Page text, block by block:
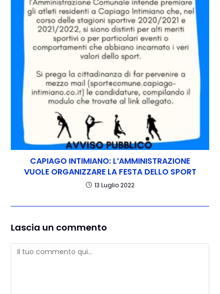
CAPIAGO INTIMIANO: L’AMMINISTRAZIONE
VUOLE ORGANIZZARE LA FESTA DELLO SPORT
13 Luglio 2022
Lascia un commento